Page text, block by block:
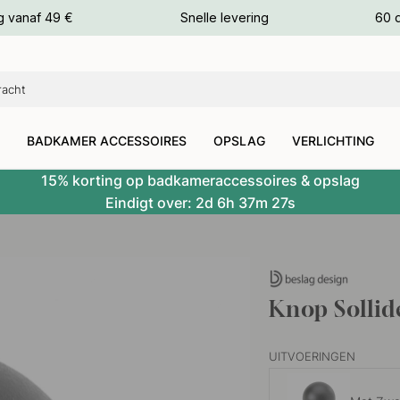
vanaf 49 € Snelle levering 60
BADKAMER ACCESSOIRES OPSLAG VERLICHTING
15% korting op badkameraccessoires & opslag
Eindigt over: 2d 6h 37m 26s
Knop
UITVOERINGEN